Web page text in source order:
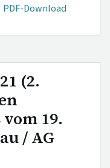
PDF-Download
(2.
19.
/ AG